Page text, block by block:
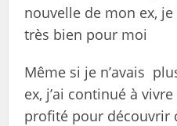
nouvelle de mon ex,
très bien pour moi
Même si je n’avais
ex, j’ai continué à
profité pour découvrir